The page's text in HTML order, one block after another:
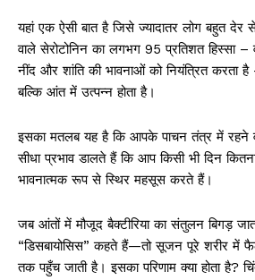
यहां एक ऐसी बात है जिसे ज्यादातर लोग बहुत
वाले सेरोटोनिन का लगभग 95 प्रतिशत हिस्सा –
नींद और शांति की भावनाओं को नियंत्रित करता है
बल्कि आंत में उत्पन्न होता है।
इसका मतलब यह है कि आपके पाचन तंत्र में रहने
सीधा प्रभाव डालते हैं कि आप किसी भी दिन
भावनात्मक रूप से स्थिर महसूस करते हैं।
जब आंतों में मौजूद बैक्टीरिया का संतुलन बिगड़
“डिसबायोसिस” कहते हैं—तो सूजन पूरे शरीर में
तक पहुँच जाती है। इसका परिणाम क्या होता है?